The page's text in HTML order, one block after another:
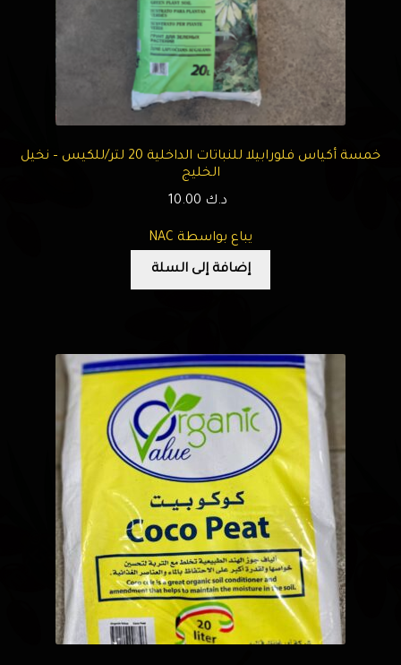
خمسة أكياس فلورابيلا للنباتات الداخلية 20 لتر/للكيس – نخيل
الخليج
د.ك
يباع بواسطة NAC
إضافة إلى السلة